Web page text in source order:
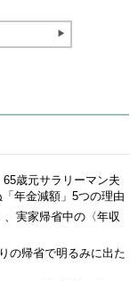
歳元サラリーマン夫
年金減額」5つの理由
、実家帰省中の〈年収
の帰省で明るみに出た